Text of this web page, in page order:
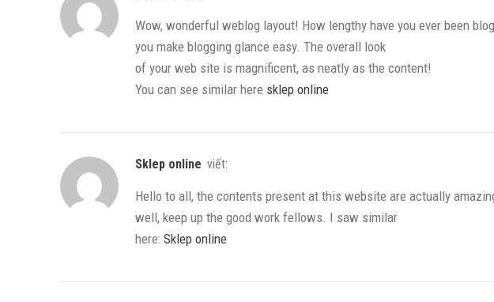
Wow, wonderful weblog layout! How lengthy have you ever been
you make blogging glance easy. The overall look
of your web site is magnificent, as neatly as the content!
You can see similar here sklep online
sklep online viết:
Hello to all, the contents present at this website are actually
well, keep up the good work fellows. I saw similar
here: Sklep online